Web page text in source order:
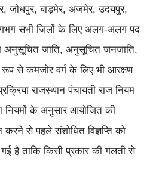
जोधपुर, बाड़मेर, अजमेर, उदयपुर,
सभी जिलों के लिए अलग-अलग पद
अनुसूचित जाति, अनुसूचित जनजाति,
से कमजोर वर्ग के लिए भी आरक्षण
राजस्थान पंचायती राज नियम
नियमों के अनुसार आयोजित की
करने से पहले संशोधित विज्ञप्ति को
है ताकि किसी प्रकार की गलती से